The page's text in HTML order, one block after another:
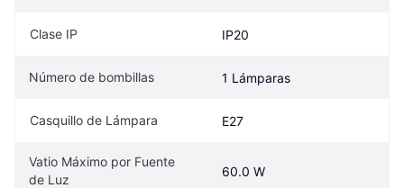
Clase IP IP20
Número de bombillas 1 Lámparas
Casquillo de Lámpara E27
Vatio Máximo por Fuente
de Luz
60.0 W